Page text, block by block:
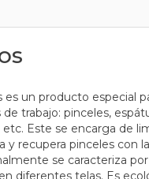
es un producto especial
trabajo: pinceles,
etc. Este se encarga de
y recupera pinceles con
se caracteriza